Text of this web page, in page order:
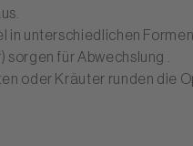
in unterschiedlichen
sorgen für Abwechslung .
oder Kräuter runden die